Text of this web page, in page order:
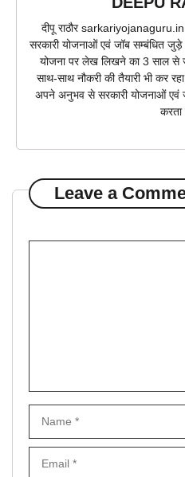
दीपू राठौर
सरकारी योजनाओं एवं जॉब सम्बंधित
योजना पर लेख लिखने का 3 साल से
साथ-साथ नौकरी की तैयारी भी कर
अपने अनुभव से सरकारी योजनाओं एवं
करता
Leave a